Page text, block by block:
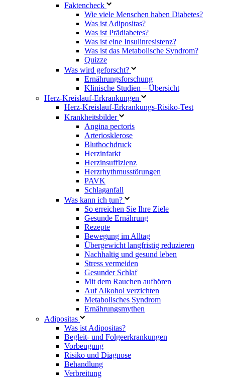
Faktencheck
Wie viele Menschen haben Diabetes?
Was ist Adipositas?
Was ist Prädiabetes?
Was ist eine Insulinresistenz?
Was ist das Metabolische Syndrom?
Quizze
Was wird geforscht?
Ernährungsforschung
Klinische Studien – Übersicht
Herz-Kreislauf-Erkrankungen
Herz-Kreislauf-Erkrankungs-Risiko-Test
Krankheitsbilder
Angina pectoris
Arteriosklerose
Bluthochdruck
Herzinfarkt
Herzinsuffizienz
Herzrhythmusstörungen
PAVK
Schlaganfall
Was kann ich tun?
So erreichen Sie Ihre Ziele
Gesunde Ernährung
Rezepte
Bewegung im Alltag
Übergewicht langfristig reduzieren
Nachhaltig und gesund leben
Stress vermeiden
Gesunder Schlaf
Mit dem Rauchen aufhören
Auf Alkohol verzichten
Metabolisches Syndrom
Ernährungsmythen
Adipositas
Was ist Adipositas?
Begleit- und Folgeerkrankungen
Vorbeugung
Risiko und Diagnose
Behandlung
Verbreitung